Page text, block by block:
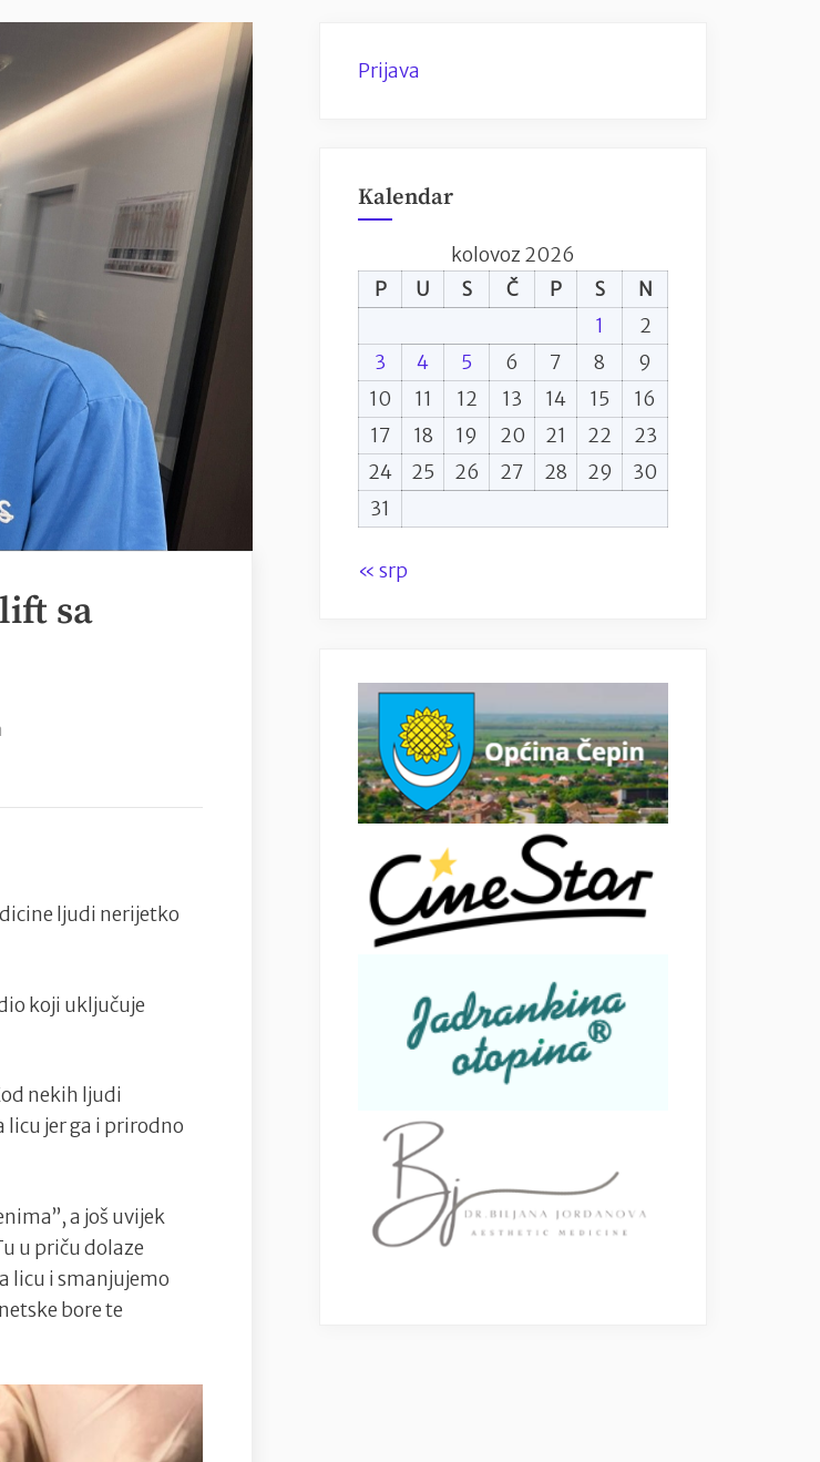
sa
sa
ljudi nerijetko
koji uključuje
nekih ljudi
jer ga i prirodno
a još uvijek
u priču dolaze
licu i smanjujemo
bore te
Prijava
Kalendar
kolovoz 2026
P
U S Č P S
N
1
2
3
4 5 6 7 8
9
10
11 12 13 14 15
16
17
18 19 20 21 22
23
24
25 26 27 28 29
30
31
« srp